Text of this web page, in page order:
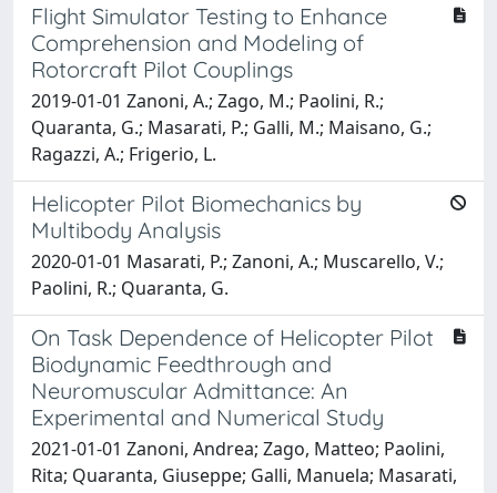
Flight Simulator Testing to Enhance
Comprehension and Modeling of
Rotorcraft Pilot Couplings
2019-01-01 Zanoni, A.; Zago, M.; Paolini, R.;
Quaranta, G.; Masarati, P.; Galli, M.; Maisano, G.;
Ragazzi, A.; Frigerio, L.
Helicopter Pilot Biomechanics by
Multibody Analysis
2020-01-01 Masarati, P.; Zanoni, A.; Muscarello, V.;
Paolini, R.; Quaranta, G.
On Task Dependence of Helicopter Pilot
Biodynamic Feedthrough and
Neuromuscular Admittance: An
Experimental and Numerical Study
2021-01-01 Zanoni, Andrea; Zago, Matteo; Paolini,
Rita; Quaranta, Giuseppe; Galli, Manuela; Masarati,